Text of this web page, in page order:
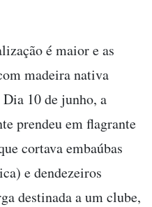
é maior e as
madeira nativa
10 de junho, a
prendeu em flagrante
cortava embaúbas
e dendezeiros
destinada a um clube,